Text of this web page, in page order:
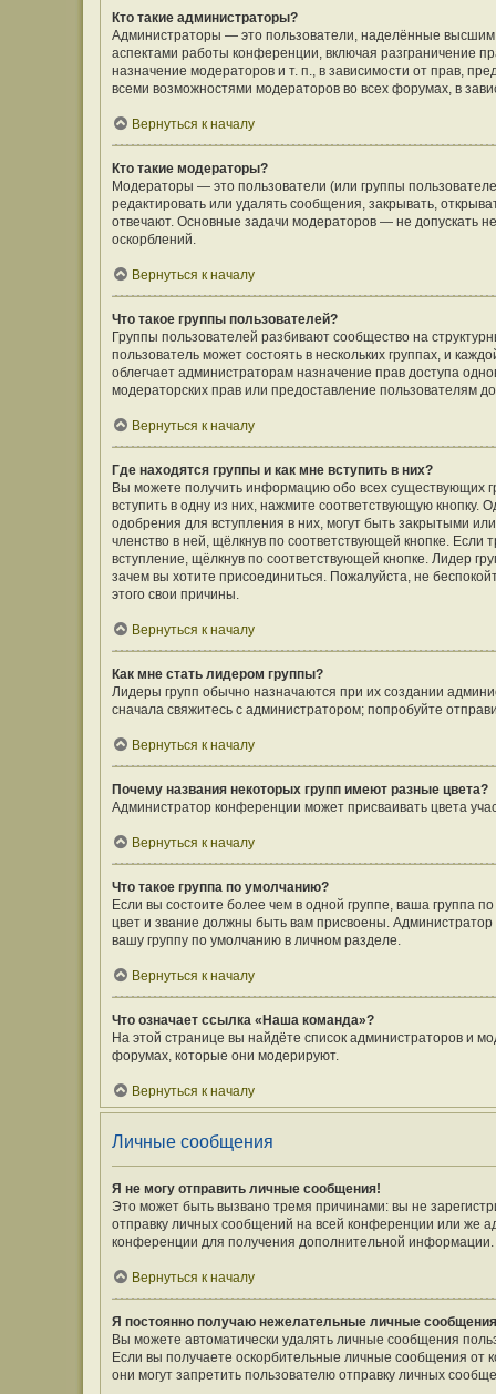
Кто такие администраторы?
Администраторы — это пользователи, наделённые
аспектами работы конференции, включая разграничение
назначение модераторов и т. п., в зависимости от прав,
всеми возможностями модераторов во всех форумах, в
Вернуться к началу
Кто такие модераторы?
Модераторы — это пользователи (или группы
редактировать или удалять сообщения, закрывать,
отвечают. Основные задачи модераторов — не допускать
оскорблений.
Вернуться к началу
Что такое группы пользователей?
Группы пользователей разбивают сообщество на
пользователь может состоять в нескольких группах, и
облегчает администраторам назначение прав доступа
модераторских прав или предоставление пользователям
Вернуться к началу
Где находятся группы и как мне вступить в них?
Вы можете получить информацию обо всех существующих
вступить в одну из них, нажмите соответствующую
одобрения для вступления в них, могут быть закрытыми
членство в ней, щёлкнув по соответствующей кнопке. Если
вступление, щёлкнув по соответствующей кнопке. Лидер
зачем вы хотите присоединиться. Пожалуйста, не
этого свои причины.
Вернуться к началу
Как мне стать лидером группы?
Лидеры групп обычно назначаются при их создании
сначала свяжитесь с администратором; попробуйте
Вернуться к началу
Почему названия некоторых групп имеют разные цвета?
Администратор конференции может присваивать цвета
Вернуться к началу
Что такое группа по умолчанию?
Если вы состоите более чем в одной группе, ваша группа
цвет и звание должны быть вам присвоены.
вашу группу по умолчанию в личном разделе.
Вернуться к началу
Что означает ссылка «Наша команда»?
На этой странице вы найдёте список администраторов и
форумах, которые они модерируют.
Вернуться к началу
Личные сообщения
Я не могу отправить личные сообщения!
Это может быть вызвано тремя причинами: вы не
отправку личных сообщений на всей конференции или же
конференции для получения дополнительной информации.
Вернуться к началу
Я постоянно получаю нежелательные личные
Вы можете автоматически удалять личные сообщения
Если вы получаете оскорбительные личные сообщения от
они могут запретить пользователю отправку личных